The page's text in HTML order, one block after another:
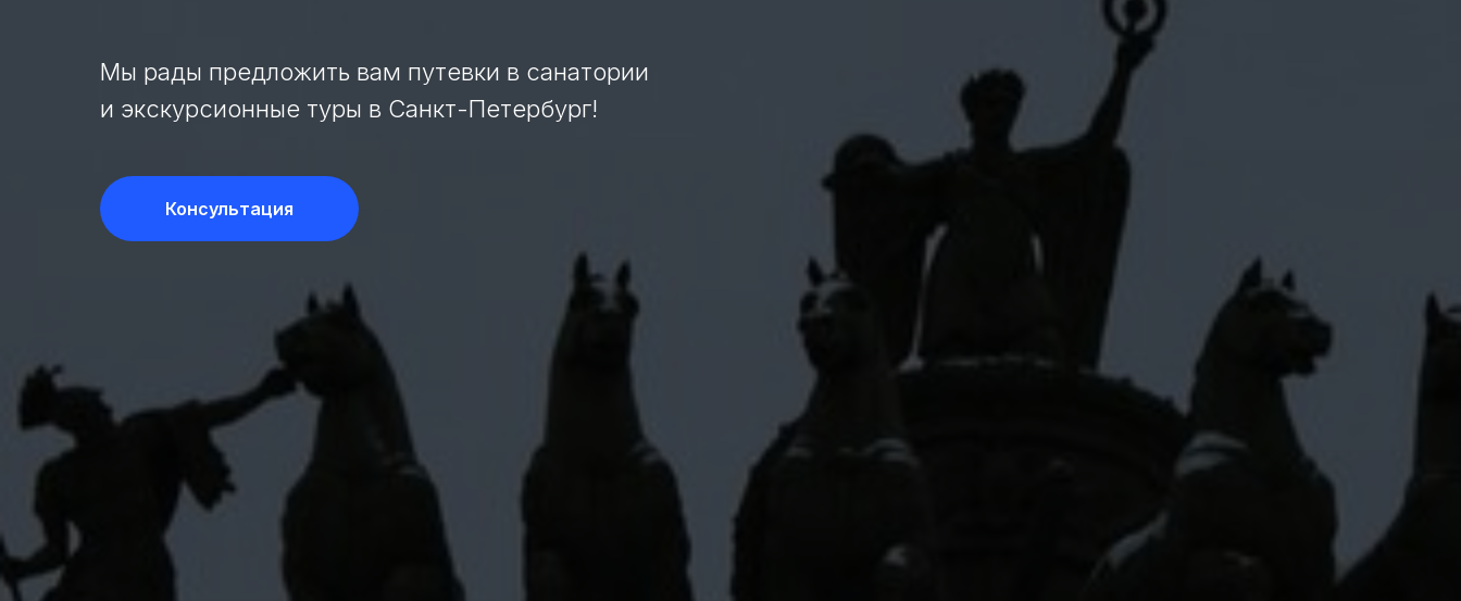
Мы рады предложить вам путевки в санатории
и экскурсионные туры в Санкт-Петербург!
Консультация